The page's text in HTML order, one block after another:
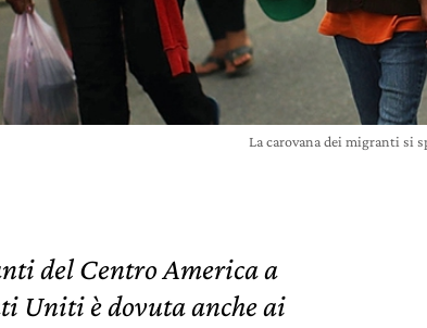
La carovana dei migranti si
del Centro America a
Uniti è dovuta anche ai